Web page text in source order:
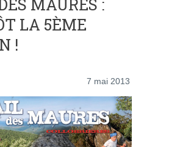
MAURES :
LA 5ÈME
!
7 mai 2013